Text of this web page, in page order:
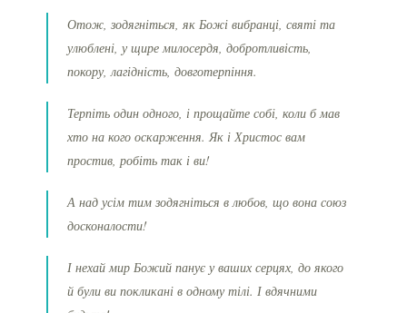
Отож, зодягніться, як Божі вибранці, святі та
улюблені, у щире милосердя, добротливість,
покору, лагідність, довготерпіння.
Терпіть один одного, і прощайте собі, коли б мав
хто на кого оскарження. Як і Христос вам
простив, робіть так і ви!
А над усім тим зодягніться в любов, що вона союз
досконалости!
І нехай мир Божий панує у ваших серцях, до якого
й були ви покликані в одному тілі. І вдячними